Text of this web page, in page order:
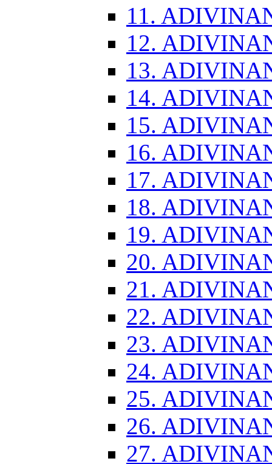
11.
12.
13.
14.
15.
16.
17.
18.
19.
20.
21.
22.
23.
24.
25.
26.
27.